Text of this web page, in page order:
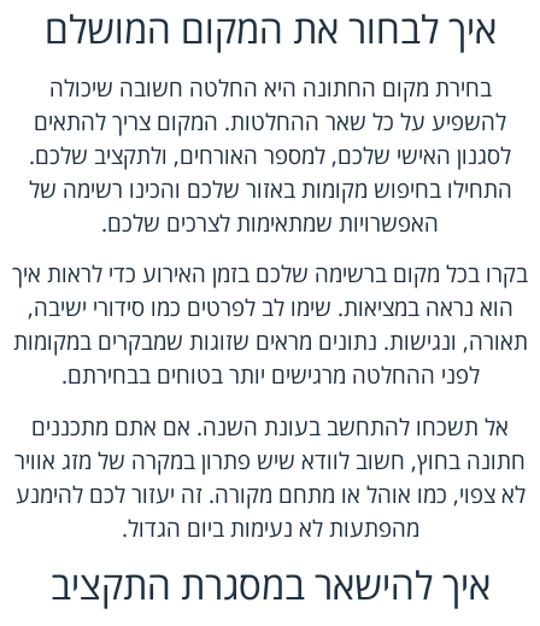
איך לבחור את המקום המושלם
בחירת מקום החתונה היא החלטה חשובה שיכולה
להשפיע על כל שאר ההחלטות. המקום צריך להתאים
לסגנון האישי שלכם, למספר האורחים, ולתקציב שלכם.
התחילו בחיפוש מקומות באזור שלכם והכינו רשימה של
האפשרויות שמתאימות לצרכים שלכם.
בקרו בכל מקום ברשימה שלכם בזמן האירוע כדי לראות איך
הוא נראה במציאות. שימו לב לפרטים כמו סידורי ישיבה,
תאורה, ונגישות. נתונים מראים שזוגות שמבקרים במקומות
לפני ההחלטה מרגישים יותר בטוחים בבחירתם.
אל תשכחו להתחשב בעונת השנה. אם אתם מתכננים
חתונה בחוץ, חשוב לוודא שיש פתרון במקרה של מזג אוויר
לא צפוי, כמו אוהל או מתחם מקורה. זה יעזור לכם להימנע
מהפתעות לא נעימות ביום הגדול.
איך להישאר במסגרת התקציב